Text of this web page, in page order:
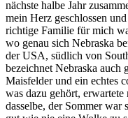
nächste halbe Jahr
mein Herz geschlossen
richtige Familie für mich
wo genau sich Nebraska
der USA, südlich von
bezeichnet Nebraska auch
Maisfelder und ein echtes
was dazu gehört,
dasselbe, der Sommer war